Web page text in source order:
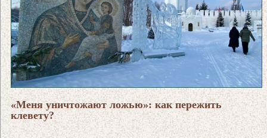
«Меня уничтожают ложью»: как пережить
клевету?